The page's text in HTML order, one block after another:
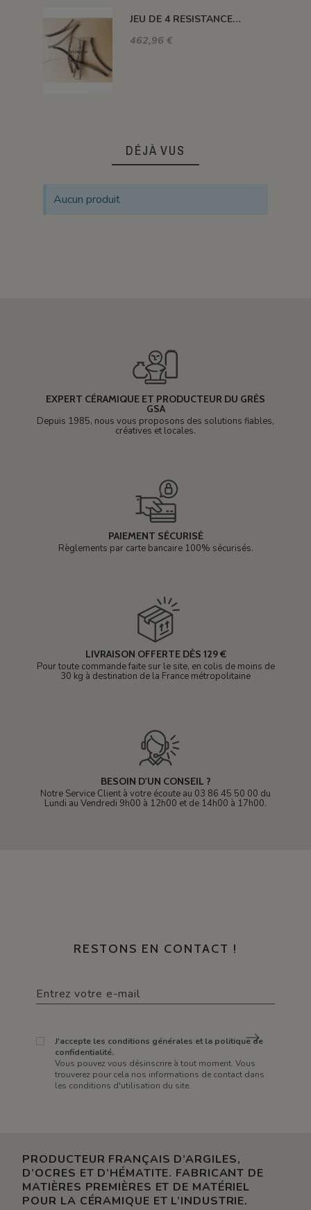
JEU DE 4 RESISTANCES FOUR 1320°C PLUTON-3S 76 L
462,96 €
DÉJÀ VUS
Aucun produit
EXPERT CÉRAMIQUE ET PRODUCTEUR DU GRÈS
GSA
Depuis 1985, nous vous proposons des solutions fiables,
créatives et locales.
PAIEMENT SÉCURISÉ
Règlements par carte bancaire 100% sécurisés.
LIVRAISON OFFERTE DÈS 129 €
Pour toute commande faite sur le site, en colis de moins de
30 kg à destination de la France métropolitaine
BESOIN D'UN CONSEIL ?
Notre Service Client à votre écoute au 03 86 45 50 00 du
Lundi au Vendredi 9h00 à 12h00 et de 14h00 à 17h00.
RESTONS EN CONTACT !
J'accepte les conditions générales et la politique de
confidentialité.
Vous pouvez vous désinscrire à tout moment. Vous
trouverez pour cela nos informations de contact dans
les conditions d'utilisation du site.
PRODUCTEUR FRANÇAIS D’ARGILES,
D’OCRES ET D’HÉMATITE. FABRICANT DE
MATIÈRES PREMIÈRES ET DE MATÉRIEL
POUR LA CÉRAMIQUE ET L’INDUSTRIE.